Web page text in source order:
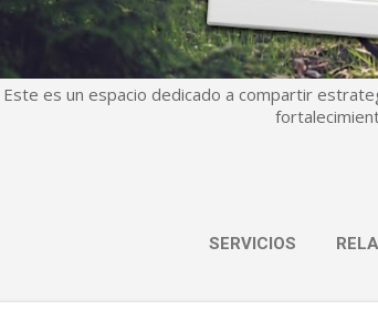
Este es un espacio dedicado a compartir
SERVICIOS